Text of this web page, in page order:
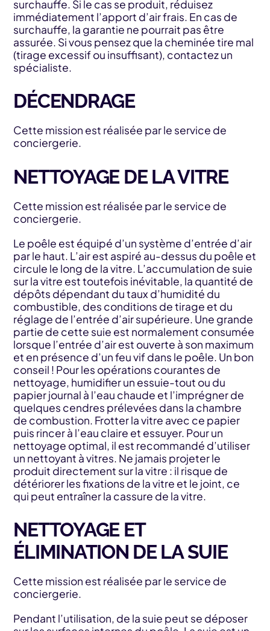
surchauffe. Si le cas se produit, réduisez
immédiatement l’apport d’air frais. En cas de
surchauffe, la garantie ne pourrait pas être
assurée. Si vous pensez que la cheminée tire mal
(tirage excessif ou insuffisant), contactez un
spécialiste.
DÉCENDRAGE
Cette mission est réalisée par le service de
conciergerie.
NETTOYAGE DE LA VITRE
Cette mission est réalisée par le service de
conciergerie.
Le poêle est équipé d’un système d’entrée d’air
par le haut. L’air est aspiré au-dessus du poêle et
circule le long de la vitre. L’accumulation de suie
sur la vitre est toutefois inévitable, la quantité de
dépôts dépendant du taux d’humidité du
combustible, des conditions de tirage et du
réglage de l’entrée d’air supérieure. Une grande
partie de cette suie est normalement consumée
lorsque l’entrée d’air est ouverte à son maximum
et en présence d’un feu vif dans le poêle. Un bon
conseil ! Pour les opérations courantes de
nettoyage, humidifier un essuie-tout ou du
papier journal à l’eau chaude et l’imprégner de
quelques cendres prélevées dans la chambre
de combustion. Frotter la vitre avec ce papier
puis rincer à l’eau claire et essuyer. Pour un
nettoyage optimal, il est recommandé d’utiliser
un nettoyant à vitres. Ne jamais projeter le
produit directement sur la vitre : il risque de
détériorer les fixations de la vitre et le joint, ce
qui peut entraîner la cassure de la vitre.
NETTOYAGE ET
ÉLIMINATION DE LA SUIE
Cette mission est réalisée par le service de
conciergerie.
Pendant l’utilisation, de la suie peut se déposer